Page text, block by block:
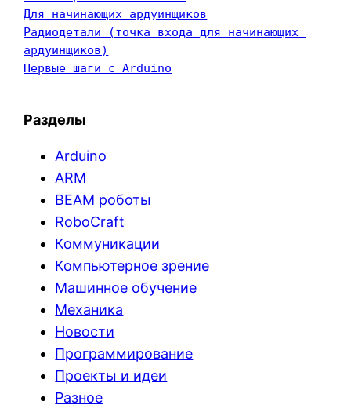
Для начинающих ардуинщиков
Радиодетали (точка входа для начинающих
ардуинщиков)
Первые шаги с Arduino
Разделы
Arduino
ARM
BEAM роботы
RoboCraft
Коммуникации
Компьютерное зрение
Машинное обучение
Механика
Новости
Программирование
Проекты и идеи
Разное